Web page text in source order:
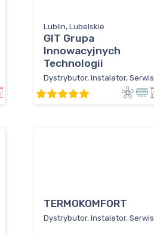
Lublin, Lubelskie
GIT Grupa
Innowacyjnych
Technologii
Dystrybutor, Instalator, Serwis
TERMOKOMFORT
Dystrybutor, Instalator, Serwis